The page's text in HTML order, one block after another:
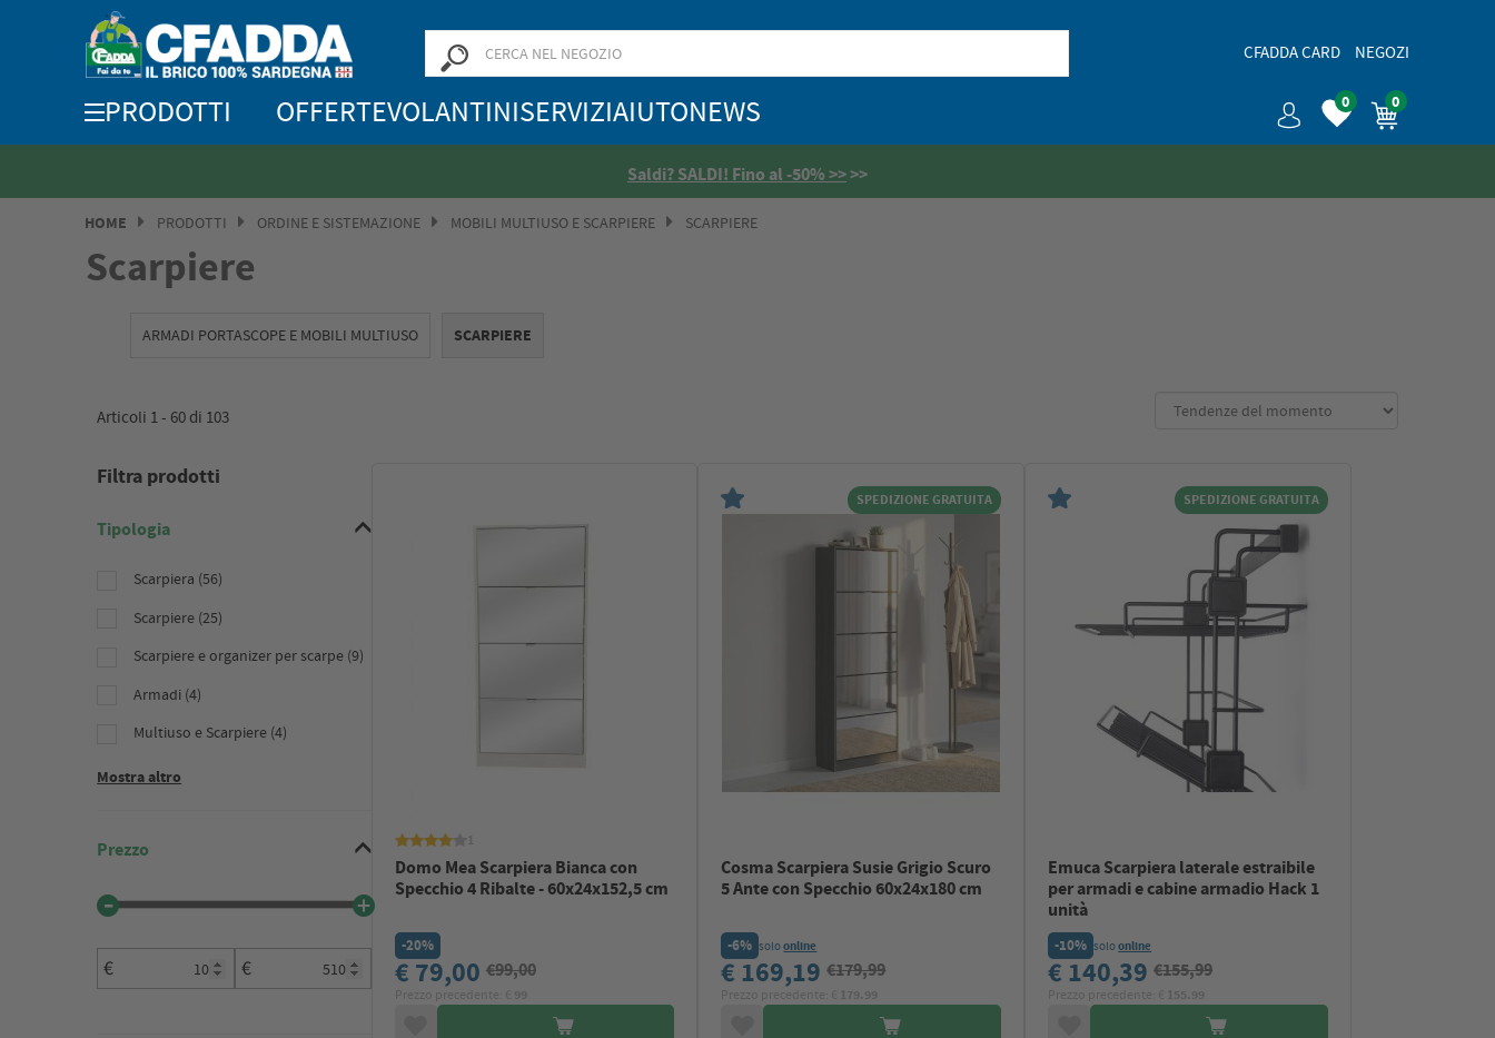
CFADDA CARD NEGOZI
0 0
PRODOTTI OFFERTEVOLANTINISERVIZIAIUTONEWS
Saldi? SALDI! Fino al -50% >>>>
HOME PRODOTTI ORDINE E SISTEMAZIONE MOBILI MULTIUSO E SCARPIERE SCARPIERE
Scarpiere
ARMADI PORTASCOPE E MOBILI MULTIUSO SCARPIERE
Articoli 1 - 60 di 103
Filtra prodotti
Tipologia
Scarpiera (56)
Scarpiere (25)
Scarpiere e organizer per scarpe (9)
Armadi (4)
Multiuso e Scarpiere (4)
Mostra altro
Prezzo
€ €
Domo Mea Scarpiera Bianca con
Specchio 4 Ribalte - 60x24x152,5 cm
-20%
€ 79,00 €99,00
SPEDIZIONE GRATUITA
Cosma Scarpiera Susie Grigio Scuro
5 Ante con Specchio 60x24x180 cm
-6% soloonline
€ 169,19€179,99
SPEDIZIONE GRATUITA
Emuca Scarpiera laterale estraibile
per armadi e cabine armadio Hack 1
unità
-10% soloonline
€ 140,39€155,99